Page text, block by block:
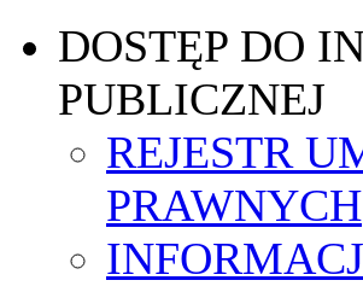
DOSTĘP DO
PUBLICZNEJ
REJESTR
PRAWNYCH